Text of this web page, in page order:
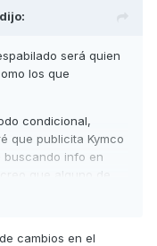
dijo:
será quien
los que
condicional,
que publicita Kymco
buscando info en
que alguno de
cambios que
cambios en el